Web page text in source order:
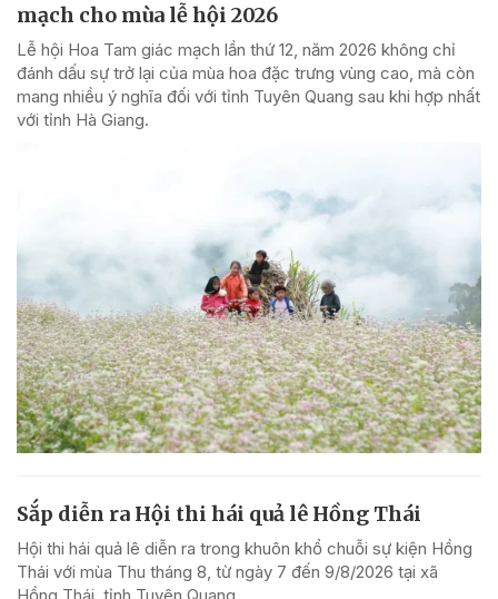
mạch cho mùa lễ hội 2026
Lễ hội Hoa Tam giác mạch lần thứ 12, năm 2026 không chỉ
đánh dấu sự trở lại của mùa hoa đặc trưng vùng cao, mà còn
mang nhiều ý nghĩa đối với tỉnh Tuyên Quang sau khi hợp nhất
với tỉnh Hà Giang.
Sắp diễn ra Hội thi hái quả lê Hồng Thái
Hội thi hái quả lê diễn ra trong khuôn khổ chuỗi sự kiện Hồng
Thái với mùa Thu tháng 8, từ ngày 7 đến 9/8/2026 tại xã
Hồng Thái, tỉnh Tuyên Quang.